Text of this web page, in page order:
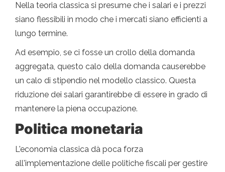
Nella teoria classica si presume che i salari e i prezzi
siano flessibili in modo che i mercati siano efficienti a
lungo termine.
Ad esempio, se ci fosse un crollo della domanda
aggregata, questo calo della domanda causerebbe
un calo di stipendio nel modello classico. Questa
riduzione dei salari garantirebbe di essere in grado di
mantenere la piena occupazione.
Politica monetaria
L'economia classica dà poca forza
all'implementazione delle politiche fiscali per gestire